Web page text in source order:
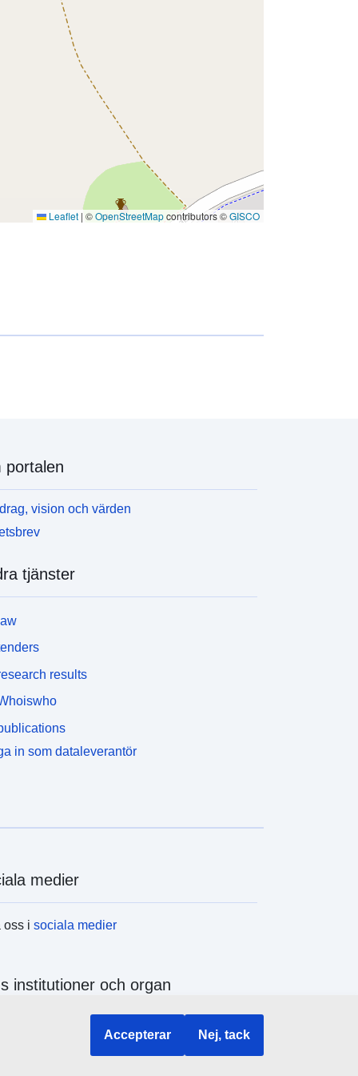
Leaflet | ©OpenStreetMapcontributors ©GISCO
portalen
vision och värden
tjänster
results
in som dataleverantör
medier
oss isociala medier
institutioner och organ
alla EU-institutioner och EU-organ
Accepterar Nej, tack